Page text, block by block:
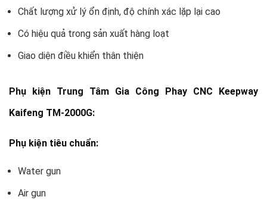
Chất lượng xử lý ổn định, độ chính xác lặp lại cao
Có hiệu quả trong sản xuất hàng loạt
Giao diện điều khiển thân thiện
Phụ kiện Trung Tâm Gia Công Phay CNC Keepway
Kaifeng TM-2000G:
Phụ kiện tiêu chuẩn:
Water gun
Air gun